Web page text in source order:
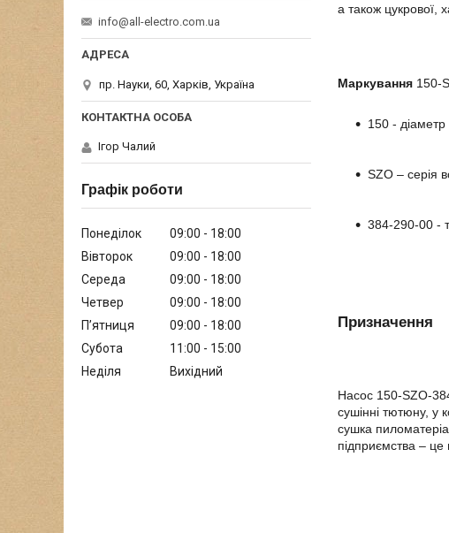
а також цукрової,
Маркування 150-
150 -
SZO – серія
384-290-00 -
Призначення
Насос 150-SZO-
сушінні тютюну, у
сушка
підприємства –
info@all-electro.com.ua
пр. Науки, 60, Харків, Україна
Ігор Чалий
Графік роботи
Понеділок 09:00
18:00
Вівторок
09:00
18:00
Середа
09:00
18:00
Четвер
09:00
18:00
Пʼятниця
09:00
18:00
Субота
11:00
15:00
Неділя
Вихідний